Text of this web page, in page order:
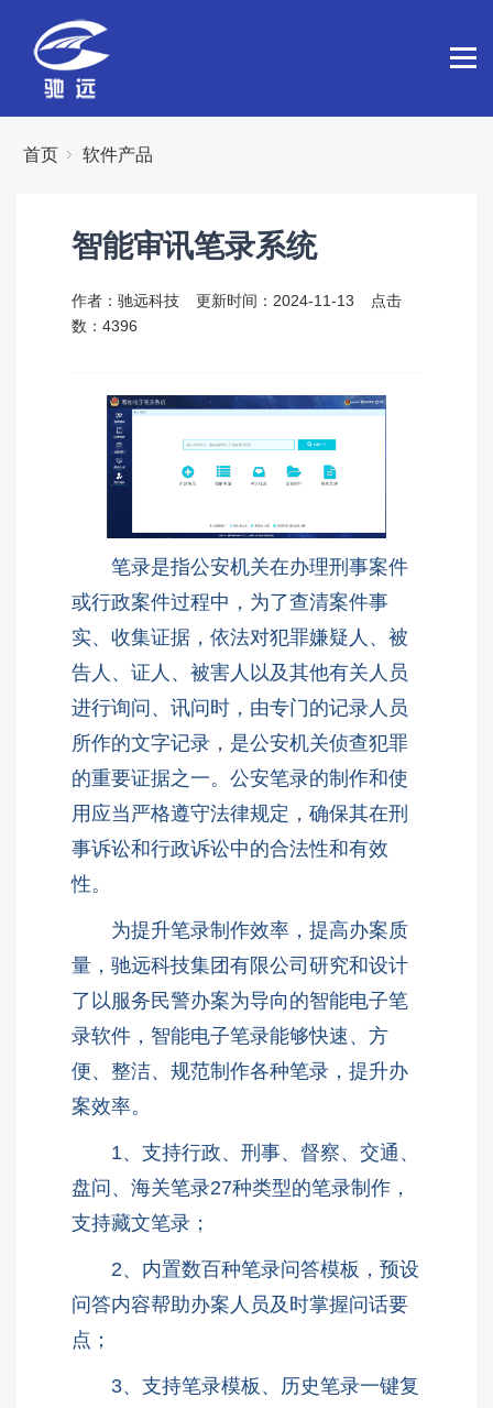
首页 软件产品
智能审讯笔录系统
作者：驰远科技 更新时间：2024-11-13
点击
数： 4396
笔录是指公安机关在办理刑事案件
或行政案件过程中，为了查清案件事
实、收集证据，依法对犯罪嫌疑人、被
告人、证人、被害人以及其他有关人员
进行询问、讯问时，由专门的记录人员
所作的文字记录，是公安机关侦查犯罪
的重要证据之一。公安笔录的制作和使
用应当严格遵守法律规定，确保其在刑
事诉讼和行政诉讼中的合法性和有效
性。
为提升笔录制作效率，提高办案质
量，驰远科技集团有限公司 研究和设计
了以服务民警办案为导向的智能电子笔
录软件， 智能电子笔录能够快速、方
便、整洁、规范制作各种笔录，提升办
案效率。
1、支持行政、刑事、督察、交通、
盘问、海关笔录27种类型的笔录制作，
支持藏文笔录；
2、内置数百种笔录问答模板，预设
问答内容帮助办案人员及时掌握问话要
点；
3、支持笔录模板、历史笔录一键复